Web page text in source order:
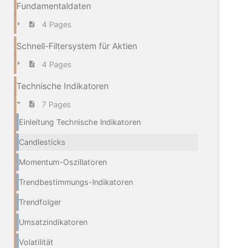
Fundamentaldaten
4 Pages
Schnell-Filtersystem für Aktien
4 Pages
Technische Indikatoren
7 Pages
Einleitung Technische Indikatoren
Candlesticks
Momentum-Oszillatoren
Trendbestimmungs-Indikatoren
Trendfolger
Umsatzindikatoren
Volatilität